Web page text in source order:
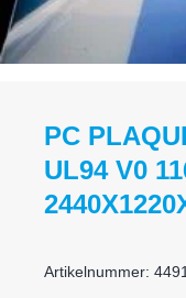
PC
UL94 V0
Artikelnummer: